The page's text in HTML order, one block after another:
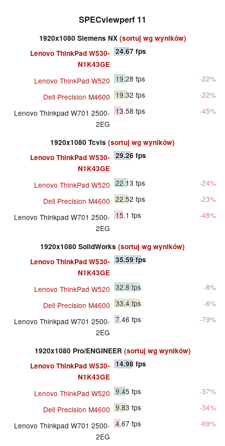
SPECviewperf 11
1920x1080 Siemens NX (sortuj wg wyników)
Lenovo ThinkPad W530-
N1K43GE
24.67 fps
Lenovo ThinkPad W520 19.28 fps
-22%
Dell Precision M4600
19.32 fps
-22%
Lenovo Thinkpad W701 2500-
2EG
13.58 fps -45%
1920x1080 Tcvis (sortuj wg wyników)
Lenovo ThinkPad W530-
N1K43GE
29.26 fps
Lenovo ThinkPad W520 22.13 fps
-24%
Dell Precision M4600 22.52 fps
-23%
Lenovo Thinkpad W701 2500-
2EG
15.1 fps -48%
1920x1080 SolidWorks (sortuj wg wyników)
Lenovo ThinkPad W530-
N1K43GE
35.59fps
Lenovo ThinkPad W520 32.8fps
-8%
Dell Precision M4600 33.4 fps
-6%
Lenovo Thinkpad W701 2500-
2EG
7.46 fps -79%
1920x1080 Pro/ENGINEER (sortuj wg wyników)
Lenovo ThinkPad W530-
N1K43GE
14.98 fps
Lenovo ThinkPad W520 9.45 fps
-37%
Dell Precision M4600 9.83 fps
-34%
Lenovo Thinkpad W701 2500-
2EG
4.67 fps -69%